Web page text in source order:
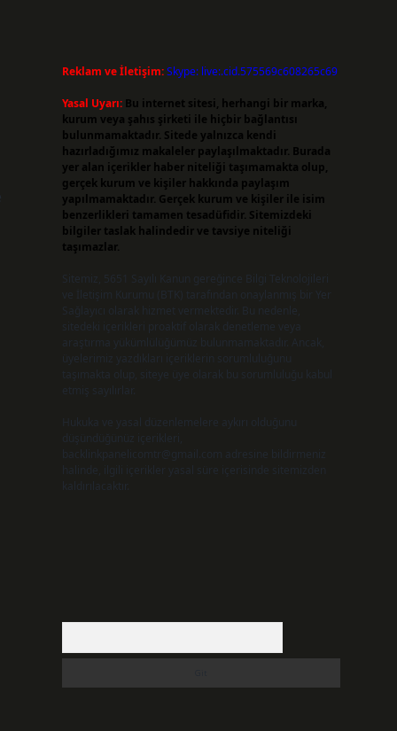
Reklam ve İletişim:Skype: live:.cid.575569c608265c69
Yasal Uyarı: Bu internet sitesi, herhangi bir marka,
kurum veya şahıs şirketi ile hiçbir bağlantısı
bulunmamaktadır. Sitede yalnızca kendi
hazırladığımız makaleler paylaşılmaktadır. Burada
yer alan içerikler haber niteliği taşımamakta olup,
gerçek kurum ve kişiler hakkında paylaşım
yapılmamaktadır. Gerçek kurum ve kişiler ile isim
benzerlikleri tamamen tesadüfidir. Sitemizdeki
bilgiler taslak halindedir ve tavsiye niteliği
taşımazlar.
Sitemiz, 5651 Sayılı Kanun gereğince Bilgi Teknolojileri
ve İletişim Kurumu (BTK) tarafından onaylanmış bir Yer
Sağlayıcı olarak hizmet vermektedir. Bu nedenle,
sitedeki içerikleri proaktif olarak denetleme veya
araştırma yükümlülüğümüz bulunmamaktadır. Ancak,
üyelerimiz yazdıkları içeriklerin sorumluluğunu
taşımakta olup, siteye üye olarak bu sorumluluğu kabul
etmiş sayılırlar.
Hukuka ve yasal düzenlemelere aykırı olduğunu
düşündüğünüz içerikleri,
backlinkpanelicomtr@gmail.com adresine bildirmeniz
halinde, ilgili içerikler yasal süre içerisinde sitemizden
kaldırılacaktır.